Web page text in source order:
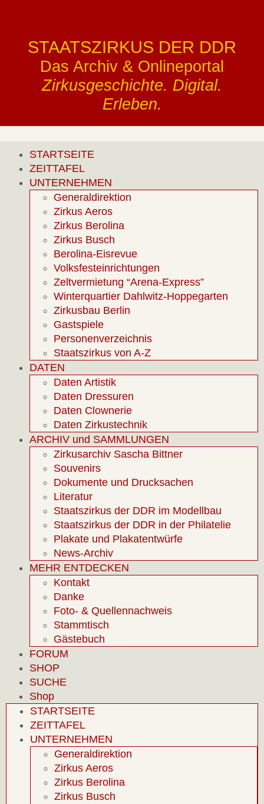
STAATSZIRKUS DER DDR
Das Archiv & Onlineportal
Zirkusgeschichte. Digital.
Erleben.
STARTSEITE
ZEITTAFEL
UNTERNEHMEN
Generaldirektion
Zirkus Aeros
Zirkus Berolina
Zirkus Busch
Berolina-Eisrevue
Volksfesteinrichtungen
Zeltvermietung “Arena-Express”
Winterquartier Dahlwitz-Hoppegarten
Zirkusbau Berlin
Gastspiele
Personenverzeichnis
Staatszirkus von A-Z
DATEN
Daten Artistik
Daten Dressuren
Daten Clownerie
Daten Zirkustechnik
ARCHIV und SAMMLUNGEN
Zirkusarchiv Sascha Bittner
Souvenirs
Dokumente und Drucksachen
Literatur
Staatszirkus der DDR im Modellbau
Staatszirkus der DDR in der Philatelie
Plakate und Plakatentwürfe
News-Archiv
MEHR ENTDECKEN
Kontakt
Danke
Foto- & Quellennachweis
Stammtisch
Gästebuch
FORUM
SHOP
SUCHE
Shop
STARTSEITE
ZEITTAFEL
UNTERNEHMEN
Generaldirektion
Zirkus Aeros
Zirkus Berolina
Zirkus Busch